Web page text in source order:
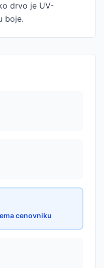
drvo je UV-
boje.
cenovniku